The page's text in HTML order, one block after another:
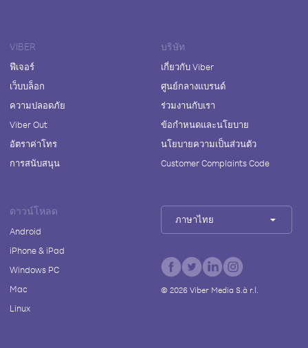
VIBER
ฟีเจอร์
เว็บบล็อก
ความปลอดภัย
Viber Out
อัตราค่าโทร
การสนับสนุน
บริษัท
เกี่ยวกับ Viber
ศูนย์กลางแบรนด์
ร่วมงานกับเรา
ข้อกำหนดและนโยบาย
นโยบายความเป็นส่วนตัว
Customer Complaints Code
ดาวน์โหลด
Android
iPhone & iPad
Windows PC
Mac
Linux
ภาษาไทย
© 2026Viber Media S.à r.l.